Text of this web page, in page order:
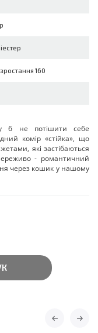
160
б не потішити себе
комір «стійка», що
які застібаються
- романтичний
через кошик у нашому